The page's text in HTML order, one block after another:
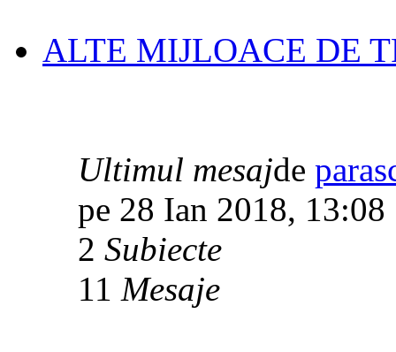
ALTE MIJLOACE DE
Ultimul mesajde
pe 28 Ian 2018, 13:08
2 Subiecte
11 Mesaje